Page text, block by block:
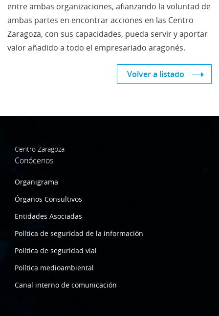
entre ambas organizaciones, afianzando la voluntad de
ambas partes en encontrar acciones en las Centro
Zaragoza, con sus capacidades, pueda servir y aportar
valor añadido a todo el empresariado aragonés.
Volver a listado
Centro Zaragoza
Conócenos
Organigrama
Órganos Consultivos
Entidades Asociadas
Política de seguridad de la información
Política de seguridad vial
Política medioambiental
Canal interno de comunicación